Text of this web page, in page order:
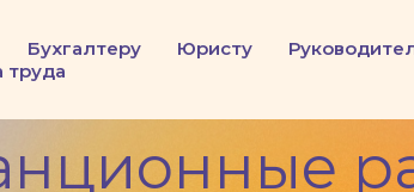
Бухгалтеру Юристу
труда